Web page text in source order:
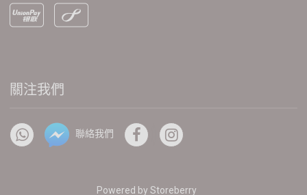
關注我們
聯絡我們
Powered by Storeberry